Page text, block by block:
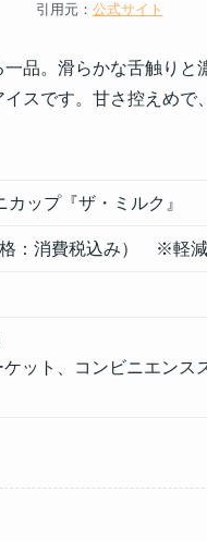
引用元： 公式サイト
品。滑らかな舌触り
スです。甘さ控えめ
ップ『ザ・ミルク』
：消費税込み） ※軽減
ット、コンビニエンス